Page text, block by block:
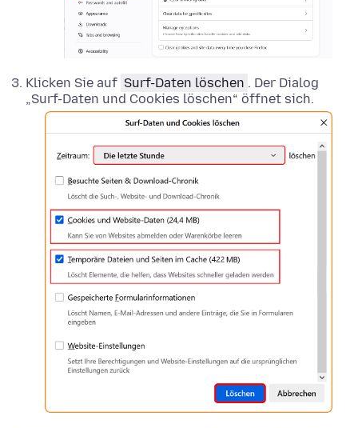
Klicken Sie auf Surf-Daten löschen . Der Dialog
„Surf-Daten und Cookies löschen“ öffnet sich.